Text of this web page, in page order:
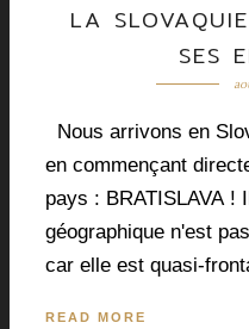
LA
SES
Nous arrivons en
en commençant
pays : BRATISLAVA !
géographique n'est
car elle est quasi-
READ MORE